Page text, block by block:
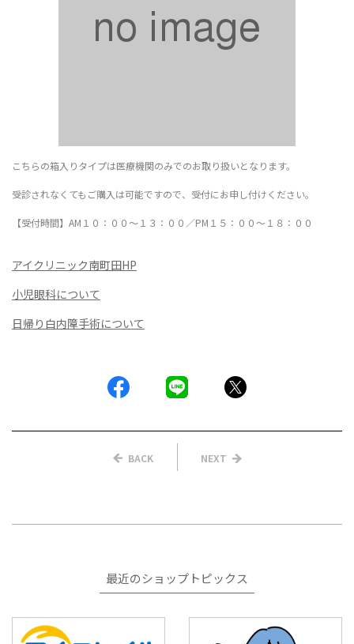
こちらの箱入りタイプは医療機関のみでのお取り扱いとなります。
受診されなくてもご購入は可能ですので、受付にお申し付けください。
【受付時間】AM１０：００～１３：００／PM１５：００～１８：００
アイクリニック南町田HP
小児眼科について
日帰り白内障手術について
BACK NEXT
最近のショップトピックス